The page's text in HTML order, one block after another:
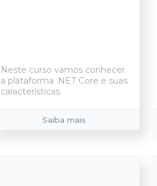
Neste curso vamos conhecer
a plataforma .NET Core e suas
características.
Saiba mais